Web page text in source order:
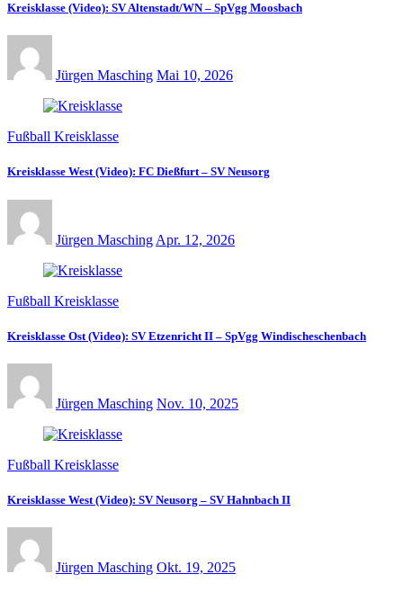
Kreisklasse (Video): SV Altenstadt/WN – SpVgg Moosbach
Jürgen Masching Mai 10, 2026
Fußball Kreisklasse
Kreisklasse West (Video): FC Dießfurt – SV Neusorg
Jürgen Masching Apr. 12, 2026
Fußball Kreisklasse
Kreisklasse Ost (Video): SV Etzenricht II – SpVgg Windischeschenbach
Jürgen Masching Nov. 10, 2025
Fußball Kreisklasse
Kreisklasse West (Video): SV Neusorg – SV Hahnbach II
Jürgen Masching Okt. 19, 2025